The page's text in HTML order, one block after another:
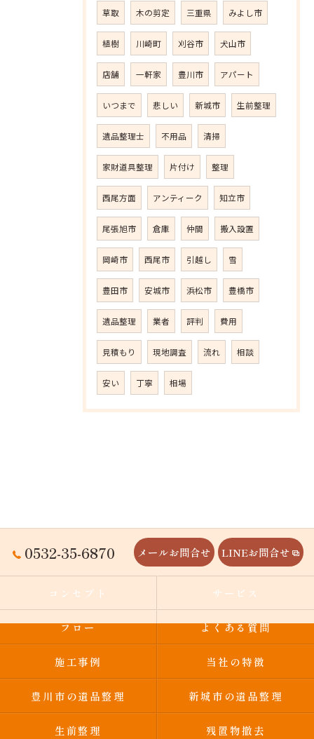
草取 木の剪定 三重県 みよし市
植樹 川崎町 刈谷市 犬山市
店舗 一軒家 豊川市 アパート
いつまで 悲しい 新城市 生前整理
遺品整理士 不用品 清掃
家財道具整理 片付け 整理
西尾方面 アンティーク 知立市
尾張旭市 倉庫 仲間 搬入設置
岡崎市 西尾市 引越し 雪
豊田市 安城市 浜松市 豊橋市
遺品整理 業者 評判 費用
見積もり 現地調査 流れ 相談
安い 丁寧 相場
0532-35-6870 メールお問合せ LINEお問合せ
コンセプト サービス
フロー よくある質問
施工事例 当社の特徴
豊川市の遺品整理 新城市の遺品整理
生前整理 残置物撤去